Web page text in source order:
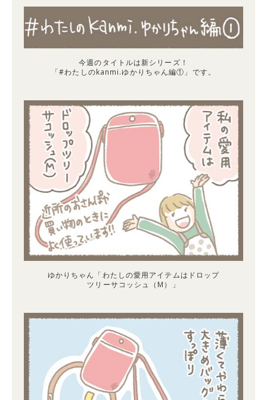
今週のタイトルは新シリーズ！
「#わたしのkanmi.ゆかりちゃん編①」です。
ゆかりちゃん「わたしの愛用アイテムはドロップ
ツリーサコッシュ（M）」